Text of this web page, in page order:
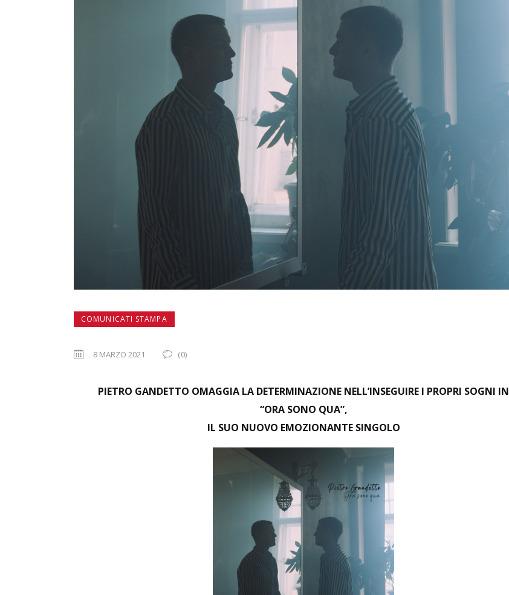
COMUNICATI STAMPA
8 MARZO 2021 (0)
PIETRO GANDETTO OMAGGIA LA DETERMINAZIONE NELL’INSEGUIRE I PROPRI SOGNI IN
“ORA SONO QUA”,
IL SUO NUOVO EMOZIONANTE SINGOLO